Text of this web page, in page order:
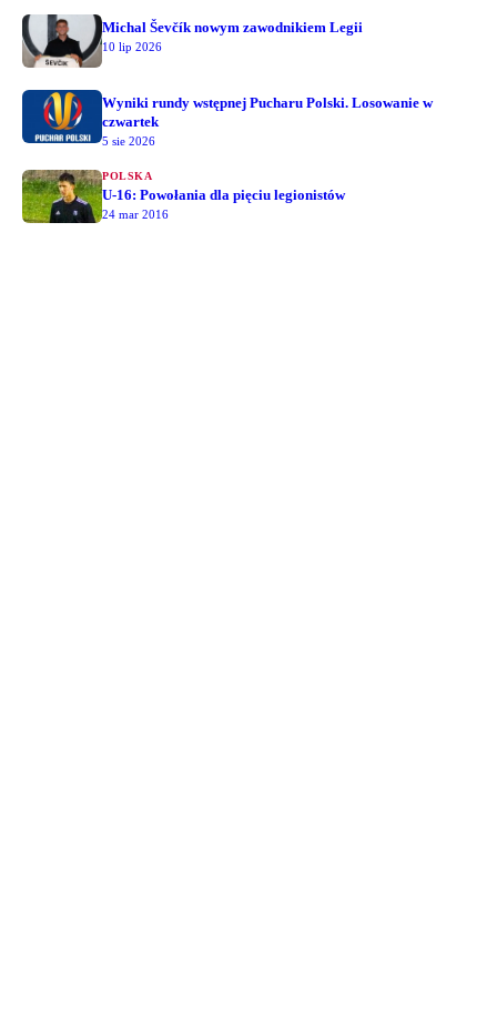
Michal Ševčík nowym zawodnikiem Legii
10 lip 2026
Wyniki rundy wstępnej Pucharu Polski. Losowanie w
czwartek
5 sie 2026
POLSKA
U-16: Powołania dla pięciu legionistów
24 mar 2016